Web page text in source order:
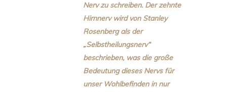
Nerv zu schreiben. Der zehnte
Hirnnerv wird von Stanley
Rosenberg als der
„Selbstheilungsnerv“
beschrieben, was die große
Bedeutung dieses Nervs für
unser Wohlbefinden in nur